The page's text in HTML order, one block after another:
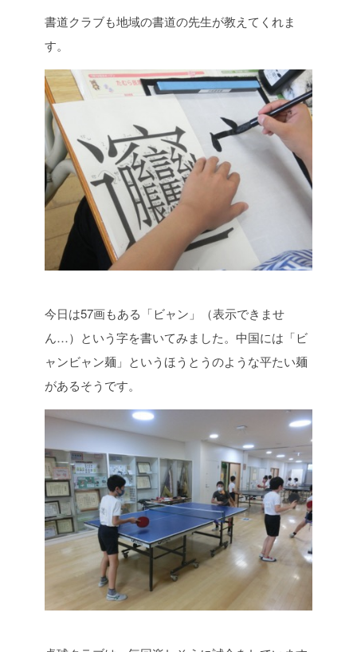
書道クラブも地域の書道の先生が教えてくれま
す。
今日は57画もある「ビャン」（表示できませ
ん…）という字を書いてみました。中国には「ビ
ャンビャン麺」というほうとうのような平たい麺
があるそうです。